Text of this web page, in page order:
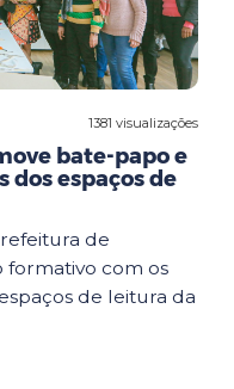
1381 visualizações
bate-papo e
espaços de
de
com os
de leitura da